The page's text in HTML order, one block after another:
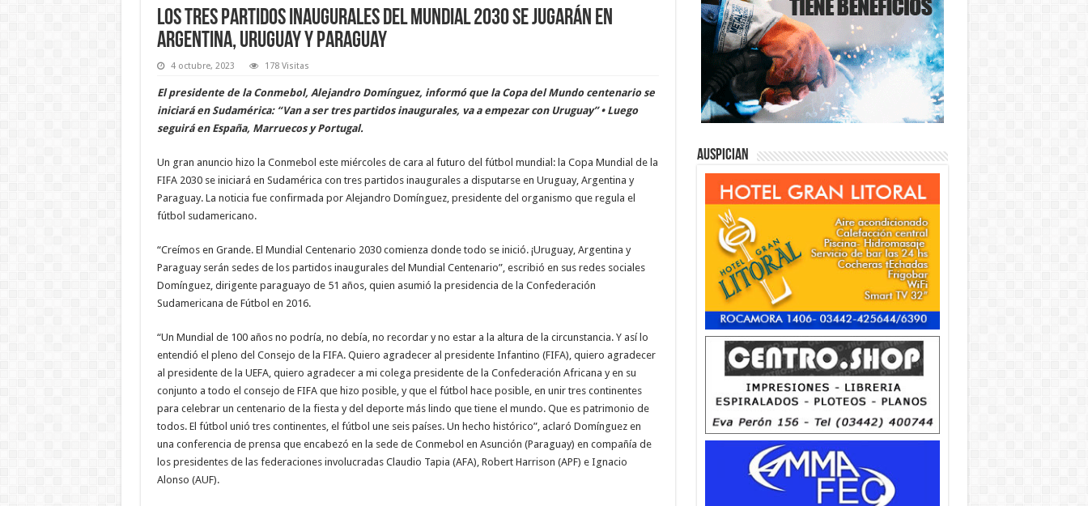
Los tres partidos inaugurales del Mundial 2030 se jugarán en
Argentina, Uruguay y Paraguay
4 octubre, 2023 178 Visitas
El presidente de la Conmebol, Alejandro Domínguez, informó que la Copa del Mundo centenario se
iniciará en Sudamérica: “Van a ser tres partidos inaugurales, va a empezar con Uruguay” • Luego
seguirá en España, Marruecos y Portugal.
Un gran anuncio hizo la Conmebol este miércoles de cara al futuro del fútbol mundial: la Copa Mundial de la
FIFA 2030 se iniciará en Sudamérica con tres partidos inaugurales a disputarse en Uruguay, Argentina y
Paraguay. La noticia fue confirmada por Alejandro Domínguez, presidente del organismo que regula el
fútbol sudamericano.
“Creímos en Grande. El Mundial Centenario 2030 comienza donde todo se inició. ¡Uruguay, Argentina y
Paraguay serán sedes de los partidos inaugurales del Mundial Centenario”, escribió en sus redes sociales
Domínguez, dirigente paraguayo de 51 años, quien asumió la presidencia de la Confederación
Sudamericana de Fútbol en 2016.
“Un Mundial de 100 años no podría, no debía, no recordar y no estar a la altura de la circunstancia. Y así lo
entendió el pleno del Consejo de la FIFA. Quiero agradecer al presidente Infantino (FIFA), quiero agradecer
al presidente de la UEFA, quiero agradecer a mi colega presidente de la Confederación Africana y en su
conjunto a todo el consejo de FIFA que hizo posible, y que el fútbol hace posible, en unir tres continentes
para celebrar un centenario de la fiesta y del deporte más lindo que tiene el mundo. Que es patrimonio de
todos. El fútbol unió tres continentes, el fútbol une seis países. Un hecho histórico”, aclaró Domínguez en
una conferencia de prensa que encabezó en la sede de Conmebol en Asunción (Paraguay) en compañía de
los presidentes de las federaciones involucradas Claudio Tapia (AFA), Robert Harrison (APF) e Ignacio
Alonso (AUF).
Auspician